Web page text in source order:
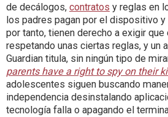
de decálogos, contratos y reglas en
los padres pagan por el dispositivo
por tanto, tienen derecho a exigir que
respetando unas ciertas reglas, y un
Guardian titula, sin ningún tipo de
parents have a right to spy on their
adolescentes siguen buscando
independencia desinstalando
tecnología falla o apagando el